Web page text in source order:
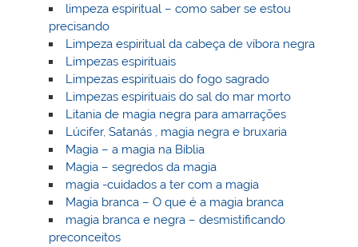
limpeza espiritual – como saber se estou
precisando
Limpeza espiritual da cabeça de víbora negra
Limpezas espirituais
Limpezas espirituais do fogo sagrado
Limpezas espirituais do sal do mar morto
Litania de magia negra para amarrações
Lúcifer, Satanás , magia negra e bruxaria
Magia – a magia na Bíblia
Magia – segredos da magia
magia -cuidados a ter com a magia
Magia branca – O que é a magia branca
magia branca e negra – desmistificando
preconceitos